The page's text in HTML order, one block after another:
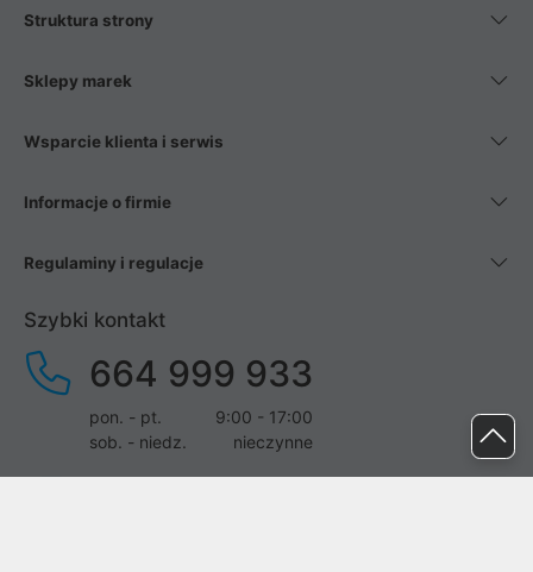
Struktura strony
Sklepy marek
Wsparcie klienta i serwis
Informacje o firmie
Regulaminy i regulacje
Szybki kontakt
664 999 933
pon. - pt.
9:00 - 17:00
sob. - niedz.
nieczynne